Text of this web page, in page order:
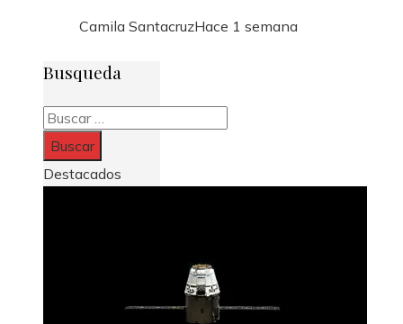
Camila SantacruzHace 1 semana
Busqueda
Buscar:
Destacados